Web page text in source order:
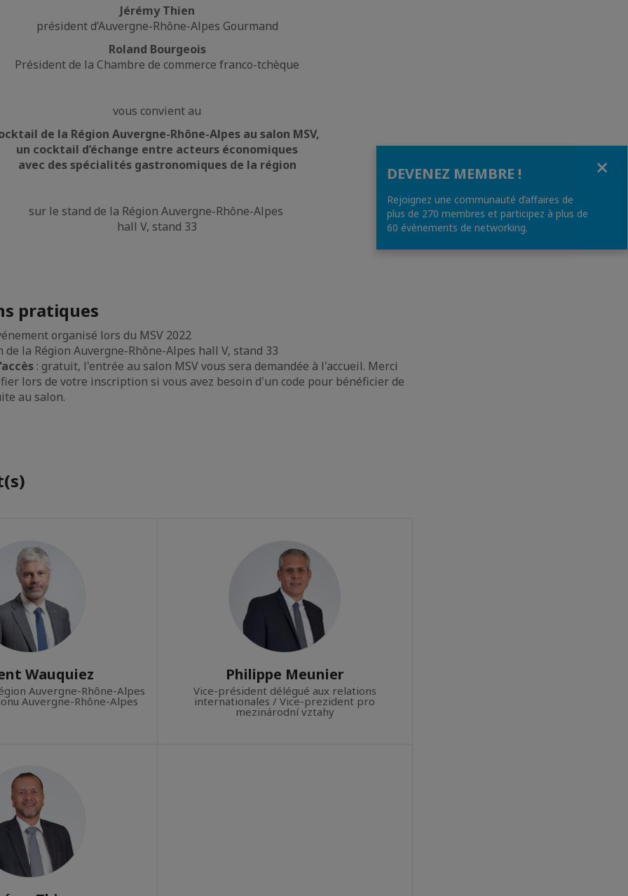
Jérémy Thien
président d’Auvergne-Rhône-Alpes Gourmand
Roland Bourgeois
Président de la Chambre de commerce franco-tchèque
vous convient au
de la Région Auvergne-Rhône-Alpes au salon MSV,
un cocktail d’échange entre acteurs économiques
avec des spécialités gastronomiques de la région
sur le stand de la Région Auvergne-Rhône-Alpes
hall V, stand 33
pratiques
organisé lors du MSV 2022
de la Région Auvergne-Rhône-Alpes hall V, stand 33
: gratuit, l'entrée au salon MSV vous sera demandée à l'accueil. Merci
lors de votre inscription si vous avez besoin d'un code pour bénéficier de
au salon.
Wauquiez
Auvergne-Rhône-Alpes
Auvergne-Rhône-Alpes
Philippe Meunier
Vice-président délégué aux relations
internationales / Vice-prezident pro
mezinárodní vztahy
DEVENEZ MEMBRE !
Rejoignez une communauté d’affaires de
plus de 270 membres et participez à plus de
60 évènements de networking.